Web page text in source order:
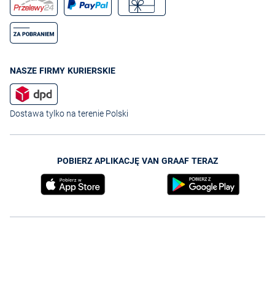
NASZE FIRMY KURIERSKIE
Dostawa tylko na terenie Polski
POBIERZ APLIKACJĘ VAN GRAAF TERAZ